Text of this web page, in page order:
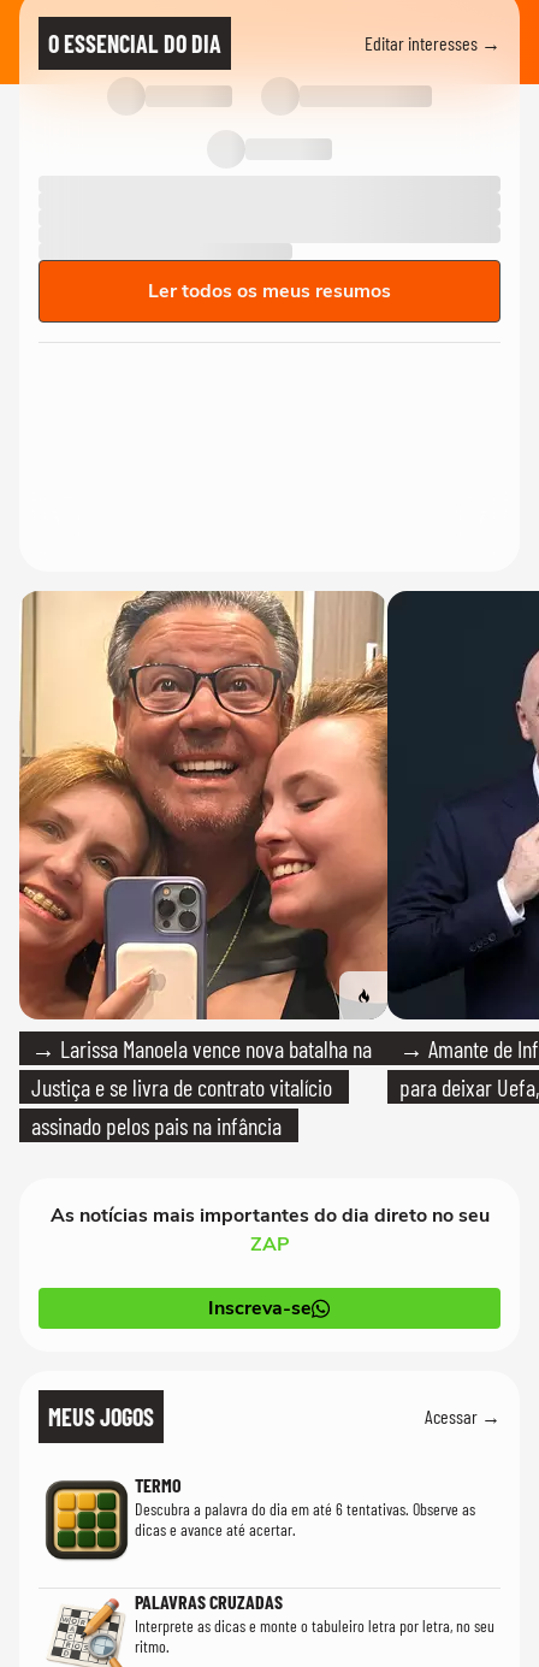
O ESSENCIAL DO DIA Editar interesses →
Ler todos os meus resumos
→ Larissa Manoela vence nova batalha na
Justiça e se livra de contrato vitalício
assinado pelos pais na infância
→ Amante de
para deixar
As notícias mais importantes do dia direto no seu
ZAP
Inscreva-se
MEUS JOGOS Acessar →
TERMO
Descubra a palavra do dia em até 6 tentativas. Observe as
dicas e avance até acertar.
PALAVRAS CRUZADAS
Interprete as dicas e monte o tabuleiro letra por letra, no seu
ritmo.